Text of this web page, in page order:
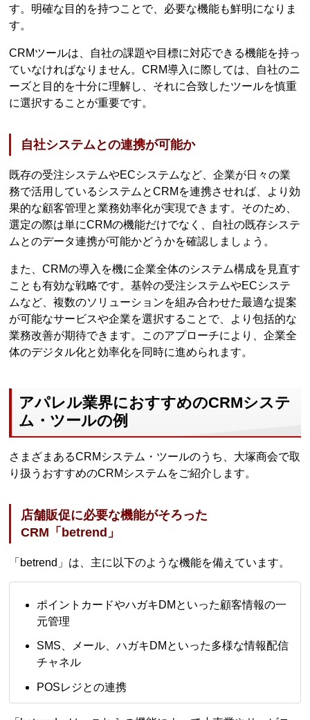
す。明確な目的を持つことで、必要な機能も鮮明になりま
す。
CRMツールは、自社の課題や目標に対応できる機能を持っ
ていなければなりません。CRM導入に際しては、自社のニ
ーズと目的を十分に理解し、それに合致したツールを慎重
に選択することが重要です。
自社システムとの連携が可能か
既存の受注システムやECシステムなど、企業が日々の業
務で活用しているシステムとCRMを連携させれば、より効
果的な顧客管理と業務効率化が実現できます。そのため、
選定の際は単にCRMの機能だけでなく、自社の既存システ
ムとのデータ連携が可能かどうかを確認しましょう。
また、CRMの導入を機に企業全体のシステム構成を見直す
ことも有効な戦略です。基幹の受注システムやECシステ
ムなど、複数のソリューションを組み合わせた最適な提案
が可能なサービスや企業を選択することで、より包括的な
業務改善が期待できます。このアプローチにより、企業全
体のデジタル化と効率化を同時に進められます。
アパレル業界におすすめのCRMシステ
ム・ツールの例
さまざまあるCRMシステム・ツールのうち、大塚商会で取
り扱うおすすめのCRMシステムをご紹介します。
店舗販促に必要な機能がそろった
CRM「betrend」
「betrend」は、主に以下のような機能を備えています。
ポイントカードやハガキDMといった顧客情報の一
元管理
SMS、メール、ハガキDMといった多様な情報配信
チャネル
POSレジとの連携